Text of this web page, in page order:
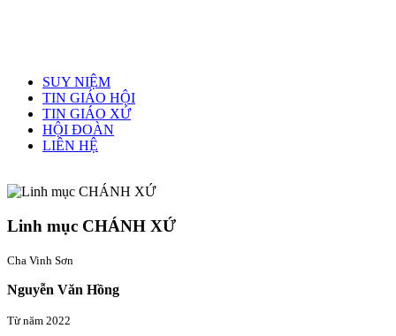
SUY NIỆM
TIN GIÁO HỘI
TIN GIÁO XỨ
HỘI ĐOÀN
LIÊN HỆ
Linh mục CHÁNH XỨ
Cha Vinh Sơn
Nguyễn Văn Hồng
Từ năm 2022